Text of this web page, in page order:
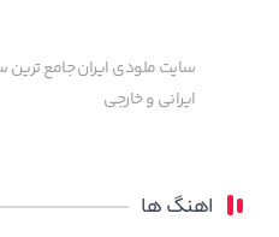
سایت ملودی ایران جامع
ایرانی و خارجی
اهنگ ها